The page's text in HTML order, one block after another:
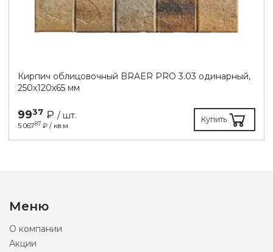
Кирпич облицовочный BRAER PRO 3.03 одинарный,
250х120х65 мм
9937 ₽ / шт.
5 06787 ₽ / кв.м.
Купить
Меню
О компании
Акции